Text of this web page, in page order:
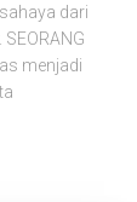
dari
menjadi